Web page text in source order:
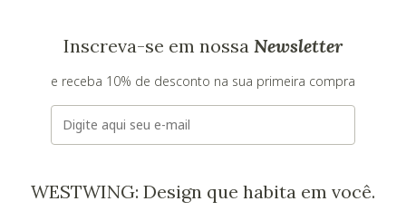
Inscreva-se em nossa Newsletter
e receba 10% de desconto na sua primeira compra
E-mail
WESTWING: Design que habita em você.